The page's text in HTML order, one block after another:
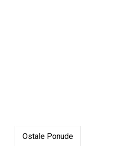
Ostale Ponude